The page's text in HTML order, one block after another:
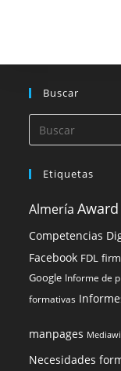
Buscar
Etiquetas
Almería Award
Competencias
Facebook FDL
Google Informe de
formativas
manpages
Necesidades